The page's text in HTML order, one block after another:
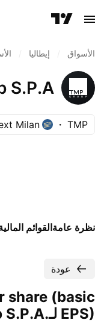
الأسواق إيطاليا
S.P.A.
TMP
Milan
نظرة عامةالقوائم
عودة
share (basic
EPS) لـ‎Tmp Group
S.P.A.‎.